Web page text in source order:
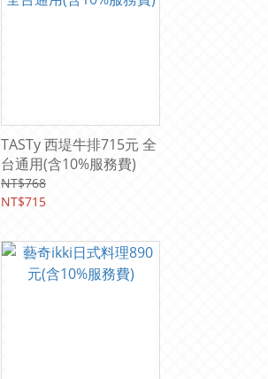
TASTy 西堤牛排715元 全
台通用(含10%服務費)
NT$768
NT$715